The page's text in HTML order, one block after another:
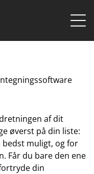
af dit
øverst på din liste:
muligt, og for
Får du bare den ene
din